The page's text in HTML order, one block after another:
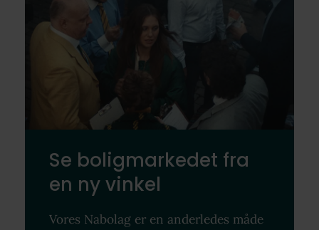
Se boligmarkedet fra
en ny vinkel
Vores Nabolag er en anderledes måde